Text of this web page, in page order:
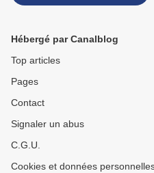
Hébergé par Canalblog
Top articles
Pages
Contact
Signaler un abus
C.G.U.
Cookies et données